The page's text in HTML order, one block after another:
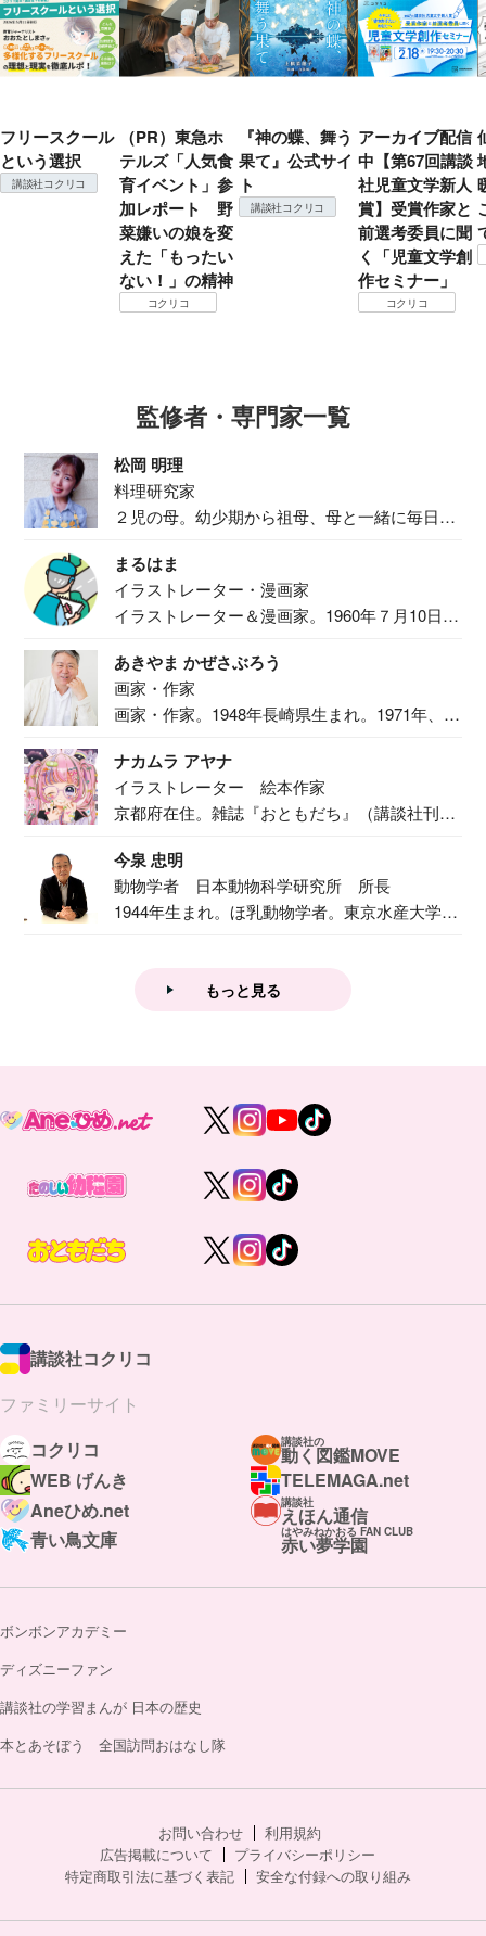
フリースクール
という選択
講談社コクリコ
（PR）東急ホ
テルズ「人気食
育イベント」参
加レポート 野
菜嫌いの娘を変
えた「もったい
ない！」の精神
コクリコ
『神の蝶、舞う
果て』公式サイ
ト
講談社コクリコ
アーカイブ配信
中【第67回講談
社児童文学新人
賞】受賞作家と
前選考委員に聞
く「児童文学創
作セミナー」
コクリコ
監修者・専門家一覧
松岡 明理
料理研究家
２児の母。幼少期から祖母、母と一緒に毎日の
まるはま
イラストレーター・漫画家
イラストレーター＆漫画家。1960年７月10日生
あきやま かぜさぶろう
画家・作家
画家・作家。1948年長崎県生まれ。1971年、
ナカムラ アヤナ
イラストレーター 絵本作家
京都府在住。雑誌『おともだち』（講談社刊）
今泉 忠明
動物学者 日本動物科学研究所 所長
1944年生まれ。ほ乳動物学者。東京水産大学卒
もっと見る
講談社コクリコ
ファミリーサイト
コクリコ
講談社の
動く図鑑MOVE
WEB げんき
TELEMAGA.net
Aneひめ.net
講談社
えほん通信
青い鳥文庫
はやみねかおる FAN CLUB
赤い夢学園
ボンボンアカデミー
ディズニーファン
講談社の学習まんが 日本の歴史
本とあそぼう 全国訪問おはなし隊
お問い合わせ
利用規約
広告掲載について
プライバシーポリシー
特定商取引法に基づく表記
安全な付録への取り組み